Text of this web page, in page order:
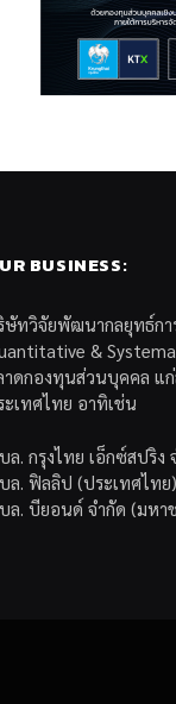
BUSINESS:
ษัทวิจัยพัฒนากลยุทธ์ก
&
าดกองทุนส่วนบุคคล แ
ะเทศไทย อาทิเช่น
ล. กรุงไทย เอ็กซ์สปริง
ล. ฟิลลิป (ประเทศไท
ล. บียอนด์ จำกัด (มหา